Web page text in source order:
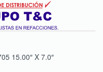
15.00″ X 7.0″